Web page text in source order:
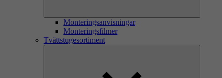
Monteringsanvisningar
Monteringsfilmer
Tvättstugesortiment